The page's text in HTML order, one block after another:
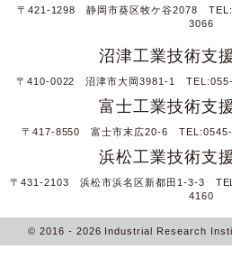
〒421-1298 静岡市葵区牧ケ谷2078
3066
沼津工業技術支
〒410-0022 沼津市大岡3981-1
富士工業技術支
〒417-8550 富士市末広20-6
浜松工業技術支
〒431-2103 浜松市浜名区新都田1-3-3
4160
© 2016 - 2026 Industrial Research